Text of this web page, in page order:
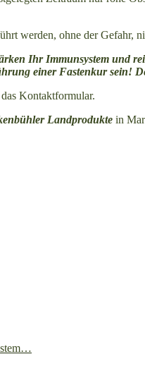
werden, ohne der Gefahr,
Ihr Immunsystem und
einer Fastenkur sein!
Kontaktformular.
Landprodukte in